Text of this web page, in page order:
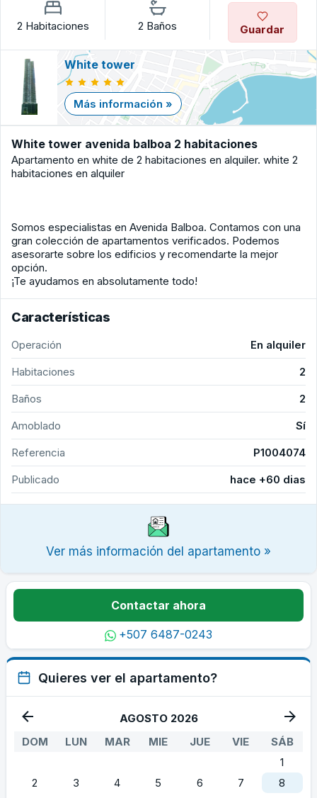
2 Habitaciones 2 Baños Guardar
White tower
Más información »
White tower avenida balboa 2 habitaciones
Apartamento en white de 2 habitaciones en alquiler. white 2
habitaciones en alquiler
Somos especialistas en Avenida Balboa. Contamos con una
gran colección de apartamentos verificados. Podemos
asesorarte sobre los edificios y recomendarte la mejor
opción.
¡Te ayudamos en absolutamente todo!
Características
Operación
En alquiler
Habitaciones
2
Baños
2
Amoblado
Sí
Referencia
P1004074
Publicado
hace +60 dias
Ver más información del apartamento »
Contactar ahora
+507 6487-0243
Quieres ver el apartamento?
AGOSTO 2026
DOM
LUN MAR MIE JUE VIE
SÁB
1
2
3 4 5 6 7
8